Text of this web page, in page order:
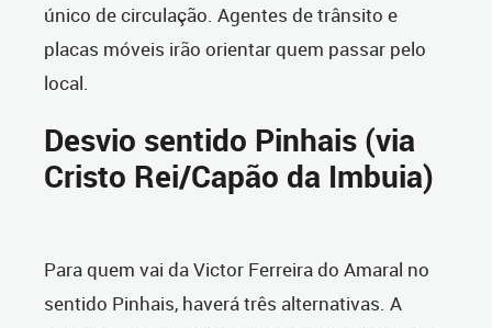
único de circulação. Agentes de trânsito e
placas móveis irão orientar quem passar pelo
local.
Desvio sentido Pinhais (via
Cristo Rei/Capão da Imbuia)
Para quem vai da Victor Ferreira do Amaral no
sentido Pinhais, haverá três alternativas. A